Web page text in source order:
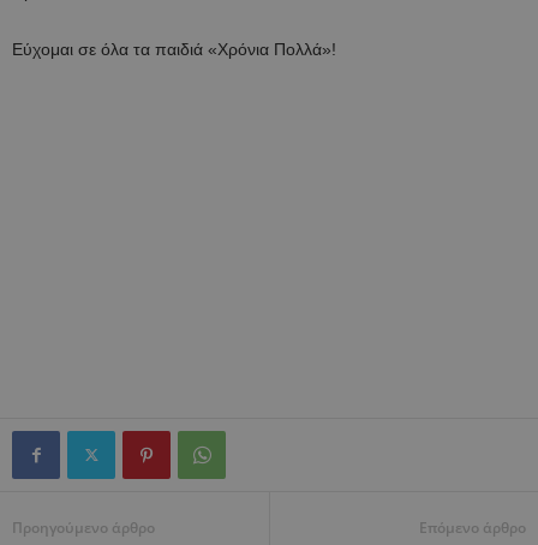
Εύχομαι σε όλα τα παιδιά «Χρόνια Πολλά»!
Προηγούμενο άρθρο Επόμενο άρθρο